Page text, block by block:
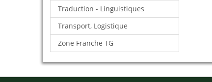
Traduction - Linguistiques
Transport, Logistique
Zone Franche TG